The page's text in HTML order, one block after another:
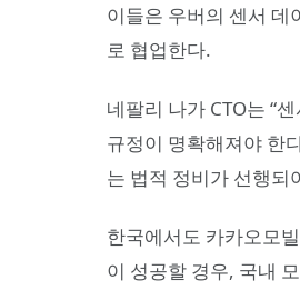
이들은 우버의 센서 데
로 협업한다.
네팔리 나가 CTO는 “
규정이 명확해져야 한
는 법적 정비가 선행되
한국에서도 카카오모
이 성공할 경우, 국내